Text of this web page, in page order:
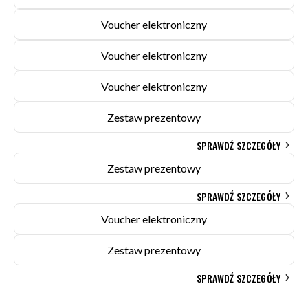
Voucher elektroniczny
Voucher elektroniczny
Voucher elektroniczny
Zestaw prezentowy
SPRAWDŹ SZCZEGÓŁY
Zestaw prezentowy
SPRAWDŹ SZCZEGÓŁY
Voucher elektroniczny
Zestaw prezentowy
SPRAWDŹ SZCZEGÓŁY